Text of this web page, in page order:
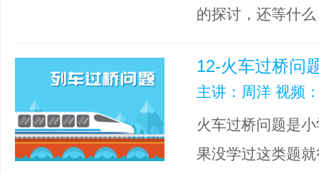
的探讨，还等什
12-火车过桥问
主讲：周洋 视频
火车过桥问题是
果没学过这类题